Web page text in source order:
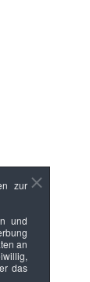
zur
und
an
das